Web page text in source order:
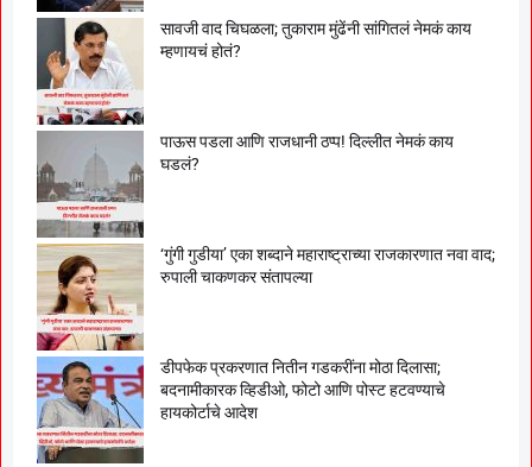
सावजी वाद चिघळला; तुकाराम मुंढेंनी सांगितलं नेमकं काय
म्हणायचं होतं?
पाऊस पडला आणि राजधानी ठप्प! दिल्लीत नेमकं काय
घडलं?
‘गुंगी गुडीया’ एका शब्दाने महाराष्ट्राच्या राजकारणात नवा वाद;
रुपाली चाकणकर संतापल्या
डीपफेक प्रकरणात नितीन गडकरींना मोठा दिलासा;
बदनामीकारक व्हिडीओ, फोटो आणि पोस्ट हटवण्याचे
हायकोर्टाचे आदेश